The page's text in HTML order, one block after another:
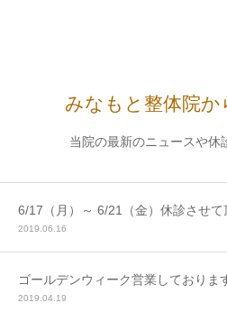
みなもと整体院か
当院の最新のニュースや休
6/17（月）～ 6/21（金）休診させて
2019.06.16
ゴールデンウィーク営業しておりま
2019.04.19
ブログ
お問い合わせ